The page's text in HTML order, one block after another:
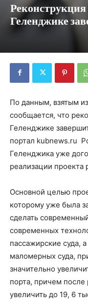
Реконструкция
Геленджике
По данным, взятым
сообщается, что
Геленджике
портал kubnews.ru
Геленджика уже
реализации проекта
Основной целью
которому уже была
сделать
современных
пассажирские суда,
маломерных суда,
значительно
порта, причем после
увеличить до 19, 6